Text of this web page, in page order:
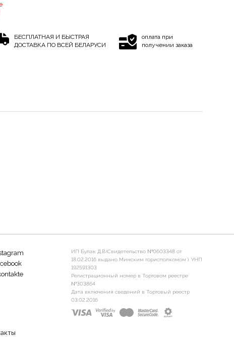
БЕСПЛАТНАЯ И БЫСТРАЯ
ДОСТАВКА ПО ВСЕЙ БЕЛАРУСИ
оплата при
получении заказа
ИП Булак Д.В.(Свидетельство №0603348 от
18.02.2016 выдано Минским горисполкомом ). УНП
192591303
Регистрационный номер в Торговом реестре
№303864
Дата включения сведений в Торговый реестр
03.02.2016